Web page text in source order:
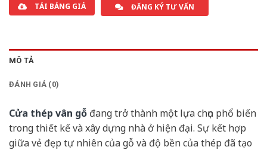
TẢI BẢNG GIÁ ĐĂNG KÝ TƯ VẤN
MÔ TẢ
ĐÁNH GIÁ (0)
Cửa thép vân gỗ đang trở thành một lựa chọn phổ biến
trong thiết kế và xây dựng nhà ở hiện đại. Sự kết hợp
giữa vẻ đẹp tự nhiên của gỗ và độ bền của thép đã tạo